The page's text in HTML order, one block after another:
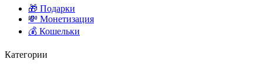
🎁 Подарки
💸 Монетизация
💰 Кошельки
Категории